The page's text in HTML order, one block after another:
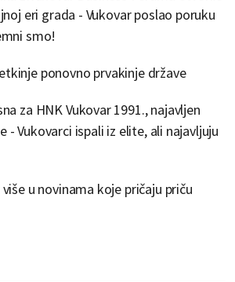
eri grada - Vukovar poslao poruku
smo!
ponovno prvakinje države
za HNK Vukovar 1991., najavljen
- Vukovarci ispali iz elite, ali najavljuju
u novinama koje pričaju priču